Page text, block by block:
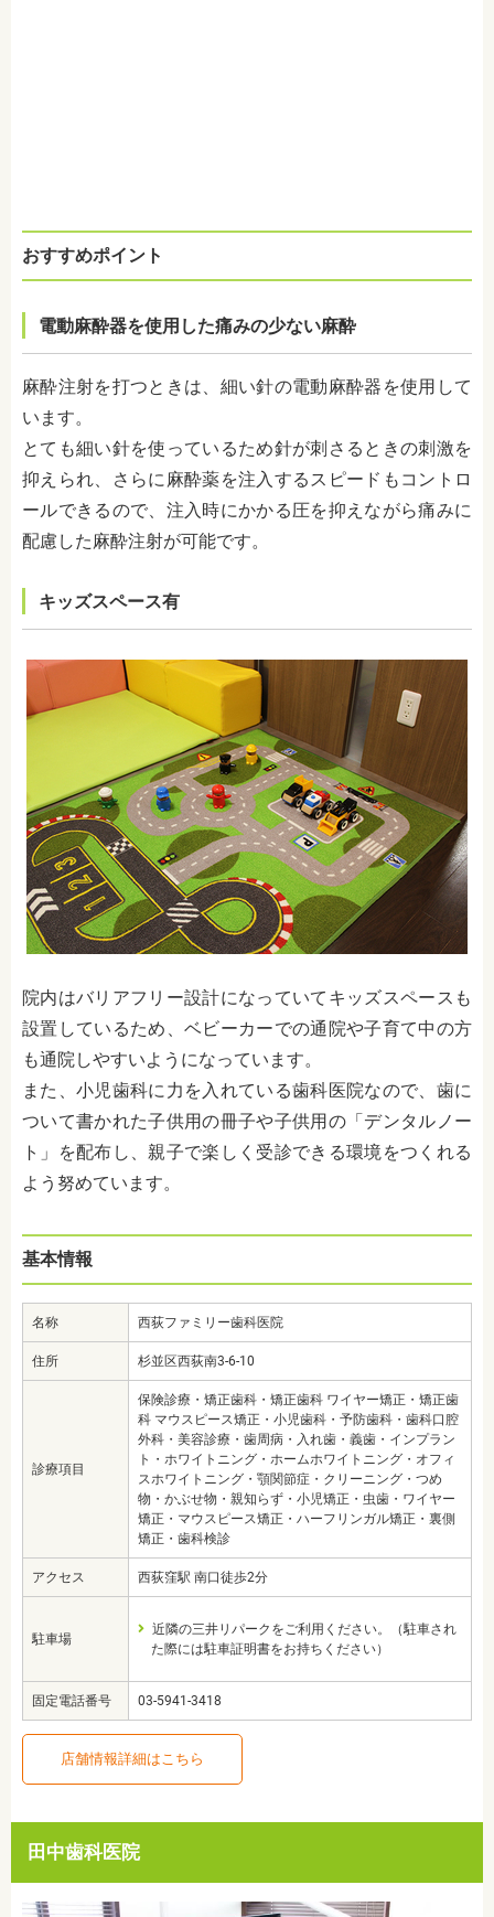
おすすめポイント
電動麻酔器を使用した痛みの少ない麻酔
麻酔注射を打つときは、細い針の電動麻酔器を使用して
います。
とても細い針を使っているため針が刺さるときの刺激を
抑えられ、さらに麻酔薬を注入するスピードもコントロ
ールできるので、注入時にかかる圧を抑えながら痛みに
配慮した麻酔注射が可能です。
キッズスペース有
院内はバリアフリー設計になっていてキッズスペースも
設置しているため、ベビーカーでの通院や子育て中の方
も通院しやすいようになっています。
また、小児歯科に力を入れている歯科医院なので、歯に
ついて書かれた子供用の冊子や子供用の「デンタルノー
ト」を配布し、親子で楽しく受診できる環境をつくれる
よう努めています。
基本情報
名称 西荻ファミリー歯科医院
住所 杉並区西荻南3-6-10
診療項目
保険診療・矯正歯科・矯正歯科 ワイヤー矯正・矯正歯
科 マウスピース矯正・小児歯科・予防歯科・歯科口腔
外科・美容診療・歯周病・入れ歯・義歯・インプラン
ト・ホワイトニング・ホームホワイトニング・オフィ
スホワイトニング・顎関節症・クリーニング・つめ
物・かぶせ物・親知らず・小児矯正・虫歯・ワイヤー
矯正・マウスピース矯正・ハーフリンガル矯正・裏側
矯正・歯科検診
アクセス 西荻窪駅 南口徒歩2分
駐車場
近隣の三井リパークをご利用ください。（駐車され
た際には駐車証明書をお持ちください）
固定電話番号 03-5941-3418
店舗情報詳細はこちら
田中歯科医院